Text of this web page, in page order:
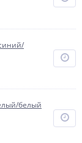
белый